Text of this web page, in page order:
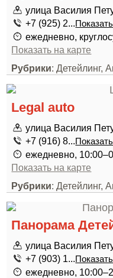
улица Василия
+7 (925) 2...
ежедневно,
Показать на карте
Рубрики: Детейлинг,
Legal auto
улица Василия
+7 (916) 8...
ежедневно,
Показать на карте
Рубрики: Детейлинг,
Панорама
улица Василия
+7 (903) 1...
ежедневно,